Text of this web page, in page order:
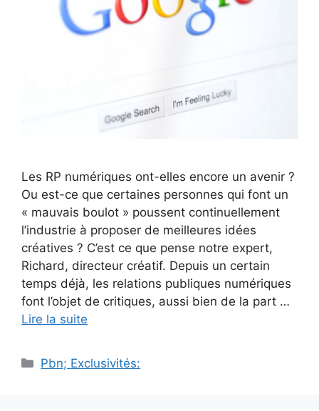
Les RP numériques ont-elles encore un avenir ?
Ou est-ce que certaines personnes qui font un
« mauvais boulot » poussent continuellement
l’industrie à proposer de meilleures idées
créatives ? C’est ce que pense notre expert,
Richard, directeur créatif. Depuis un certain
temps déjà, les relations publiques numériques
font l’objet de critiques, aussi bien de la part …
Lire la suite
Catégories
Pbn; Exclusivités: